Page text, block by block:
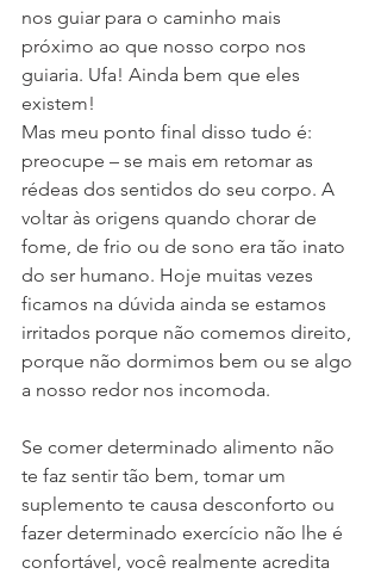
nos guiar para o caminho mais
próximo ao que nosso corpo nos
guiaria. Ufa! Ainda bem que eles
existem!
Mas meu ponto final disso tudo é:
preocupe – se mais em retomar as
rédeas dos sentidos do seu corpo. A
voltar às origens quando chorar de
fome, de frio ou de sono era tão inato
do ser humano. Hoje muitas vezes
ficamos na dúvida ainda se estamos
irritados porque não comemos direito,
porque não dormimos bem ou se algo
a nosso redor nos incomoda.
Se comer determinado alimento não
te faz sentir tão bem, tomar um
suplemento te causa desconforto ou
fazer determinado exercício não lhe é
confortável, você realmente acredita